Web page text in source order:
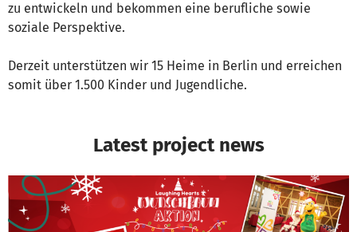
zu entwickeln und bekommen eine berufliche sowie
soziale Perspektive.
Derzeit unterstützen wir 15 Heime in Berlin und erreichen
somit über 1.500 Kinder und Jugendliche.
Latest project news